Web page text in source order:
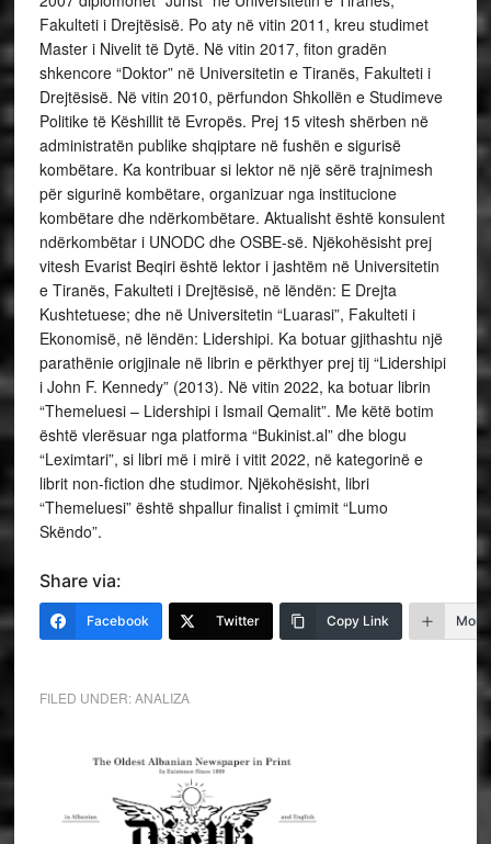
Fakulteti i Drejtësisë. Po aty në vitin 2011, kreu studimet
Master i Nivelit të Dytë. Në vitin 2017, fiton gradën
shkencore “Doktor” në Universitetin e Tiranës, Fakulteti i
Drejtësisë. Në vitin 2010, përfundon Shkollën e Studimeve
Politike të Këshillit të Evropës. Prej 15 vitesh shërben në
administratën publike shqiptare në fushën e sigurisë
kombëtare. Ka kontribuar si lektor në një sërë trajnimesh
për sigurinë kombëtare, organizuar nga institucione
kombëtare dhe ndërkombëtare. Aktualisht është konsulent
ndërkombëtar i UNODC dhe OSBE-së. Njëkohësisht prej
vitesh Evarist Beqiri është lektor i jashtëm në Universitetin
e Tiranës, Fakulteti i Drejtësisë, në lëndën: E Drejta
Kushtetuese; dhe në Universitetin “Luarasi”, Fakulteti i
Ekonomisë, në lëndën: Lidershipi. Ka botuar gjithashtu një
parathënie origjinale në librin e përkthyer prej tij “Lidershipi
i John F. Kennedy” (2013). Në vitin 2022, ka botuar librin
“Themeluesi – Lidershipi i Ismail Qemalit”. Me këtë botim
është vlerësuar nga platforma “Bukinist.al” dhe blogu
“Leximtari”, si libri më i mirë i vitit 2022, në kategorinë e
librit non-fiction dhe studimor. Njëkohësisht, libri
“Themeluesi” është shpallur finalist i çmimit “Lumo
Skëndo”.
Share via:
Facebook Twitter Copy Link More
FILED UNDER:ANALIZA